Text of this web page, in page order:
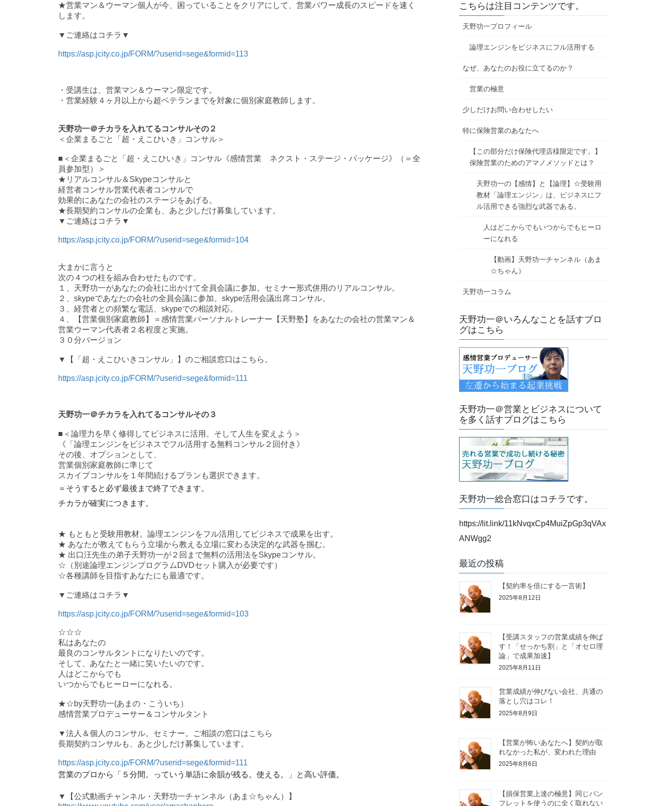
★営業マン＆ウーマン個人が今、困っていることをクリアにして、営業パワー成長のスピードを速く
します。
▼ ご連絡はコチラ▼
https://asp.jcity.co.jp/FORM/?userid=sege&formid=113
・受講生は、営業マン＆ウーマン限定です。
・営業経験４ヶ月以上から超ベテランまでを対象に個別家庭教師します。
天野功一＠チカラを入れてるコンサルその２
＜企業まるごと「超・えこひいき」コンサル＞
■ ＜企業まるごと「超・えこひいき」コンサル《感情営業 ネクスト・ステージ・パッケージ》（＝全
員参加型）＞
★リアルコンサル＆ Skypeコンサルと
経営者コンサル営業代表者コンサルで
効果的にあなたの会社のステージをあげる。
★長期契約コンサルの企業も、あと少しだけ募集しています。
▼ ご連絡はコチラ▼
https://asp.jcity.co.jp/FORM/?userid=sege&formid=104
大まかに言うと
次の４つの柱を組み合わせたものです。
１、天野功一があなたの会社に出かけて全員会議に参加。セミナー形式併用のリアルコンサル。
２、 skypeであなたの会社の全員会議に参加。 skype活用会議出席コンサル。
３、経営者との頻繁な電話、 skypeでの相談対応。
４、【営業個別家庭教師】＝感情営業パーソナルトレーナー【天野塾】をあなたの会社の営業マン＆
営業ウーマン代表者２名程度と実施。
３０分バージョン
▼ 【「超・えこひいきコンサル」】のご相談窓口はこちら。
https://asp.jcity.co.jp/FORM/?userid=sege&formid=111
天野功一＠チカラを入れてるコンサルその３
■ ＜論理力を早く修得してビジネスに活用。そして人生を変えよう＞
《「論理エンジンをビジネスでフル活用する無料コンサル２回付き》
その後、オプションとして、
営業個別家庭教師に準じて
スカイプコンサルを１年間続けるプランも選択できます。
＝そうすると必ず最後まで終了できます。
チカラが確実につきます。
★ もともと受験用教材。論理エンジンをフル活用してビジネスで成果を出す。
★ あなたが教えてもらう立場から教える立場に変わる決定的な武器を掴む。
★ 出口汪先生の弟子天野功一が２回まで無料の活用法をSkypeコンサル。
☆（別途論理エンジンプログラム DVDセット購入が必要です）
☆各種講師を目指すあなたにも最適です。
▼ ご連絡はコチラ▼
https://asp.jcity.co.jp/FORM/?userid=sege&formid=103
☆☆☆
私はあなたの
最良のコンサルタントになりたいのです。
そして、あなたと一緒に笑いたいのです。
人はどこからでも
いつからでもヒーローになれる。
★☆by天野功一(あまの・こういち）
感情営業プロデューサー＆コンサルタント
▼法人＆個人のコンサル。セミナー。ご相談の窓口はこちら
長期契約コンサルも、あと少しだけ募集しています。
https://asp.jcity.co.jp/FORM/?userid=sege&formid=111
営業のプロから「５分間。っていう単語に余韻が残る。使える。」と高い評価。
▼
【公式動画チャンネル・天野功一チャンネル（あま☆ちゃん）】
こちらは注目コンテンツです。
天野功一プロフィール
論理エンジンをビジネスにフル活用する
なぜ、あなたのお役に立てるのか？
営業の極意
少しだけお問い合わせしたい
特に保険営業のあなたへ
【この部分だけ保険代理店様限定です。】
保険営業のためのアマノメソッドとは？
天野功一の【感情】と【論理】☆受験用
教材「論理エンジン」は、ビジネスにフ
ル活用できる強烈な武器である。
人はどこからでもいつからでもヒーロ
ーになれる
【動画】天野功一チャンネル（あま
☆ちゃん）
天野功一コラム
天野功一＠いろんなことを話すブロ
グはこちら
天野功一＠営業とビジネスについて
を多く話すブログはこちら
天野功一総合窓口はコチラです。
https://lit.link/11kNvqxCp4MuiZpGp3qVAx
ANWgg2
最近の投稿
【契約率を倍にする一言術】
2025年8月12日
【受講スタッフの営業成績を伸ば
す！「せっかち割」と「オセロ理
論」で成果加速】
2025年8月11日
営業成績が伸びない会社、共通の
落とし穴はコレ！
2025年8月9日
【営業が怖いあなたへ】契約が取
れなかった私が、変われた理由
2025年8月6日
【損保営業上達の極意】同じパン
フレットを使うのに全く取れない